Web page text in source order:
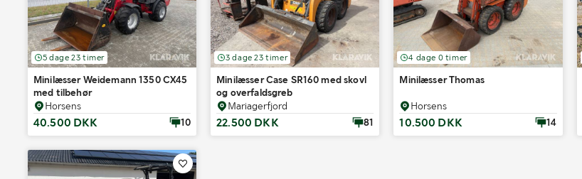
5 dage 23 timer
Minilæsser Weidemann 1350 CX45
med tilbehør
Horsens
40.500 DKK 10
3 dage 23 timer
Minilæsser Case SR160 med skovl
og overfaldsgreb
Mariagerfjord
22.500 DKK 81
4 dage 0 timer
Minilæsser Thomas
Horsens
10.500 DKK 14